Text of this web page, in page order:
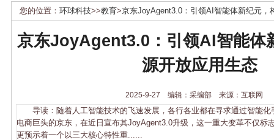
您的位置： 环球科技>>教育>京东JoyAgent3.0：引领AI智能体新纪元，
京东JoyAgent3.0：引领AI智能体
源开放应用生态
2025-9-27 编辑：采编部 来源：互联网
导读：随着人工智能技术的飞速发展，各行各业都在寻求通过智能化
电商巨头的京东，在近日宣布其JoyAgent3.0升级，这一重大变革不仅标
更预示着一个以三大核心特性重......